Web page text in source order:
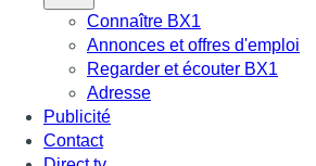
Connaître BX1
Annonces et offres d'emploi
Regarder et écouter BX1
Adresse
Publicité
Contact